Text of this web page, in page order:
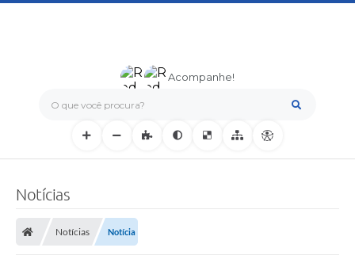
O que você procura?
Acompanhe!
Notícias
Notícias Notícia